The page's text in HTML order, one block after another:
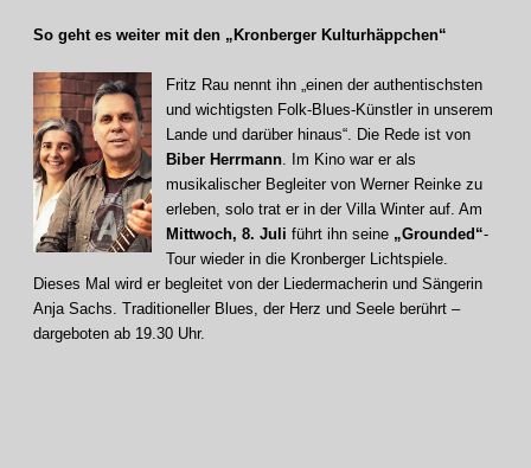
So geht es weiter mit den „Kronberger Kulturhäppchen“
Fritz Rau nennt ihn „einen der authentischsten
und wichtigsten Folk-Blues-Künstler in unserem
Lande und darüber hinaus“. Die Rede ist von
Biber Herrmann. Im Kino war er als
musikalischer Begleiter von Werner Reinke zu
erleben, solo trat er in der Villa Winter auf. Am
Mittwoch, 8. Juli führt ihn seine „Grounded“-
Tour wieder in die Kronberger Lichtspiele.
Dieses Mal wird er begleitet von der Liedermacherin und Sängerin
Anja Sachs. Traditioneller Blues, der Herz und Seele berührt –
dargeboten ab 19.30 Uhr.